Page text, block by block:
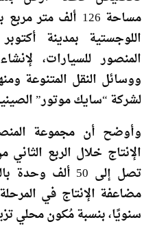
مساحة 126 ألف
اللوجستية بمدينة
المنصور للسيارات،
ووسائل النقل المتنوعة
لشركة “سايك موتور”
وأوضح أن مجموعة
تصل إلى 50 ألف
سنويًا، بنسبة مُكون محلي تزيد